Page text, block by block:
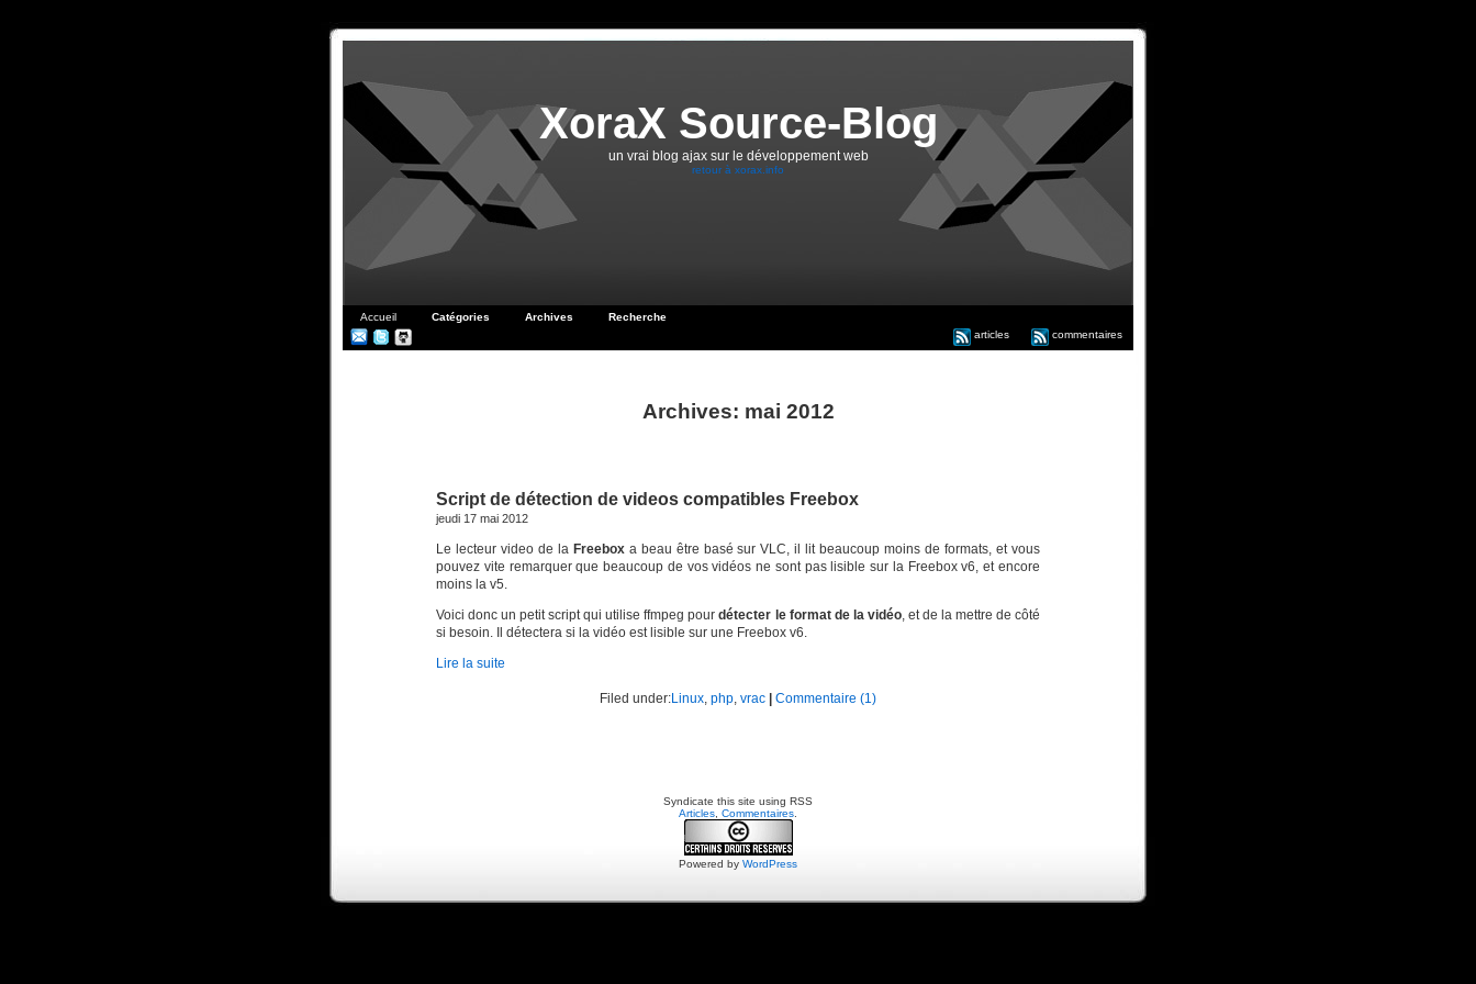
XoraX Source-Blog
un vrai blog ajax sur le développement web
retour à xorax.info
Accueil Catégories Archives
Recherche
articles
commentaires
Archives: mai 2012
Script de détection de videos compatibles Freebox
jeudi 17 mai 2012
Le lecteur video de la Freeboxa beau être basé sur VLC, il lit beaucoup moins de formats, et vous
pouvez vite remarquer que beaucoup de vos vidéos ne sont pas lisible sur la Freebox v6, et encore
moins la v5.
Voici donc un petit script qui utilise ffmpeg pourdétecter le format de la vidéo, et de la mettre de côté
si besoin. Il détectera si la vidéo est lisible sur une Freebox v6.
Lire la suite
Filed under:Linux, php, vrac Commentaire (1)
Syndicate this site using RSS
Articles Commentaires
Powered by WordPress